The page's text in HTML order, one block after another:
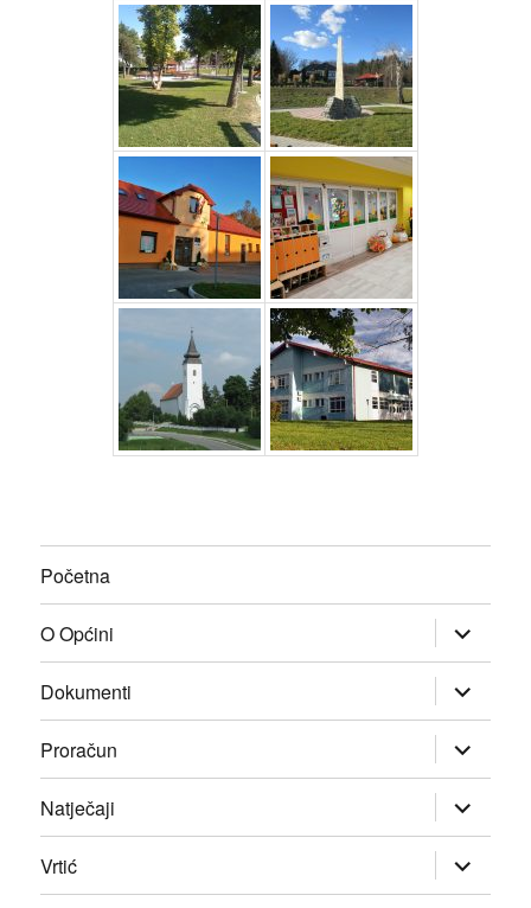
Početna
O Općini proširi
Dokumenti
proširi
Proračun
proširi
Natječaji
proširi
Vrtić
proširi